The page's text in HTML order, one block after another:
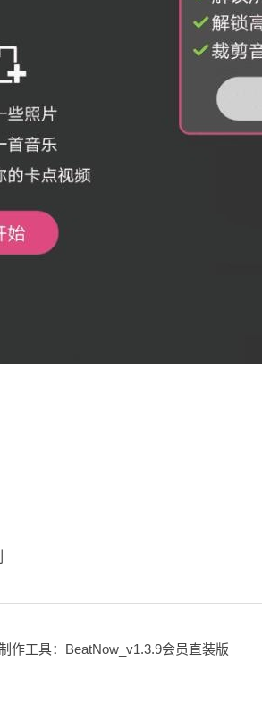
作工具：BeatNow_v1.3.9会员直装版